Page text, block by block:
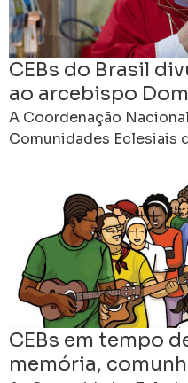
CEBs do Brasil
ao arcebispo
A Coordenação
Comunidades Eclesiais
CEBs em tempo
memória,